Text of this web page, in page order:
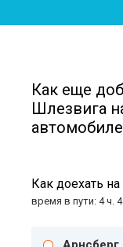
Как еще
Шлезвига
Как доехать
время в пути: 4 ч.